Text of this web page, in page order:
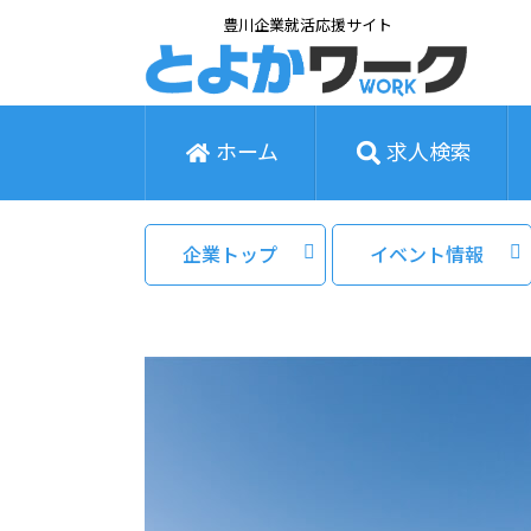
豊川企業就活応援サイト
ホーム 求人検索
企業トップ イベント情報